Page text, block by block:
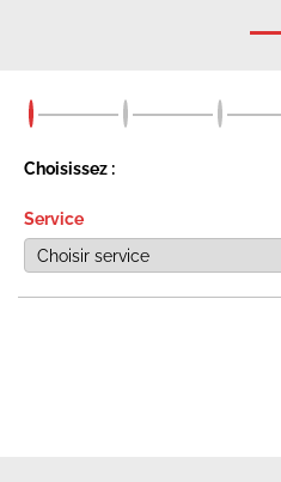
Choisissez :
Service